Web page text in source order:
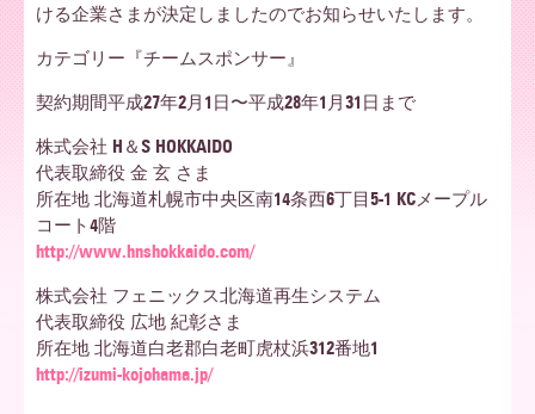
デ
ィ
ー
ア
ける企業さまが決定しましたのでお知らせいたします。
カテゴリー『チームスポンサー』
契約期間平成27年2月1日〜平成28年1月31日まで
株式会社 H＆S HOKKAIDO
代表取締役 金 玄 さま
所在地 北海道札幌市中央区南14条西6丁目5-1 KCメープル
コート4階
http://www.hnshokkaido.com/
株式会社 フェニックス北海道再生システム
代表取締役 広地 紀彰さま
所在地 北海道白老郡白老町虎杖浜312番地1
http://izumi-kojohama.jp/